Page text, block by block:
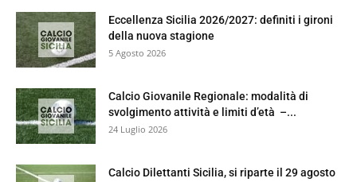
Eccellenza Sicilia 2026/2027: definiti i gironi
della nuova stagione
5 Agosto 2026
Calcio Giovanile Regionale: modalità di
svolgimento attività e limiti d’età –...
24 Luglio 2026
Calcio Dilettanti Sicilia, si riparte il 29 agosto